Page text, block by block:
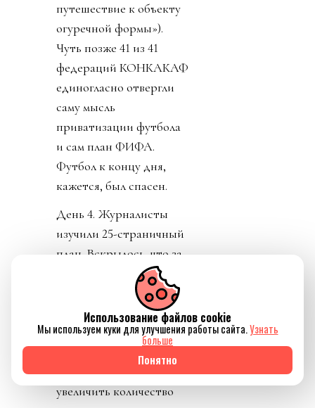
путешествие к объекту
огуречной формы»).
Чуть позже 41 из 41
федераций КОНКАКАФ
единогласно отвергли
саму мысль
приватизации футбола
и сам план ФИФА.
Футбол к концу дня,
кажется, был спасен.
День 4. Журналисты
изучили 25-страничный
план. Вскрылось, что за
синдикатом, который
сколачивал Кушнер
стоял JPMorgan.
Крупнейший банк США
к своему портфолио,
увеличить количество
Использование файлов cookie
Мы используем куки для улучшения работы сайта.Узнать
больше
Понятно